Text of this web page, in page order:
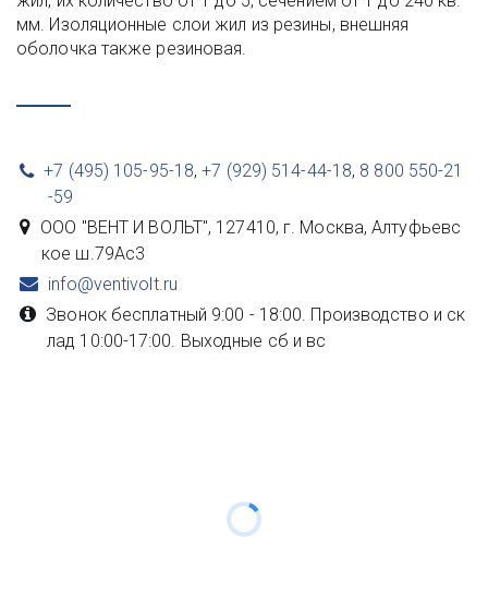
мм. Изоляционные слои жил из резины, внешняя
оболочка также резиновая.
+7 (495) 105-95-18,+7 (929) 514-44-18, 8 800 550-21
-59
ООО "ВЕНТ И ВОЛЬТ", 127410, г. Москва,Алтуфьевс
кое ш.79Ас3
info@ventivolt.ru
Звонок бесплатный 9:00 - 18:00. Производство и ск
лад 10:00-17:00. Выходные сб и вс